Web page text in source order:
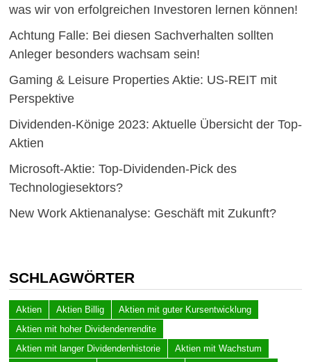
was wir von erfolgreichen Investoren lernen können!
Achtung Falle: Bei diesen Sachverhalten sollten
Anleger besonders wachsam sein!
Gaming & Leisure Properties Aktie: US-REIT mit
Perspektive
Dividenden-Könige 2023: Aktuelle Übersicht der Top-
Aktien
Microsoft-Aktie: Top-Dividenden-Pick des
Technologiesektors?
New Work Aktienanalyse: Geschäft mit Zukunft?
SCHLAGWÖRTER
Aktien Aktien Billig
Aktien mit guter Kursentwicklung
Aktien mit hoher Dividendenrendite
Aktien mit langer Dividendenhistorie
Aktien mit Wachstum